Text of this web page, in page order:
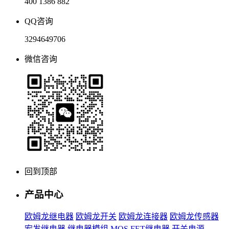
QQ咨询
3294649706
微信咨询
回到顶部
产品中心
欧姆龙继电器 欧姆龙开关 欧姆龙连接器 欧姆龙传感器